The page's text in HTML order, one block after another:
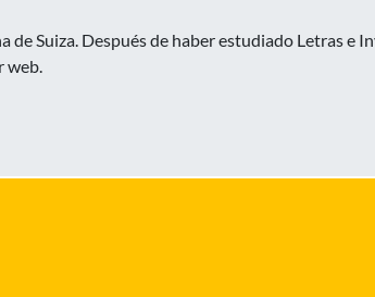
de Suiza. Después de haber estudiado Letras e
web.